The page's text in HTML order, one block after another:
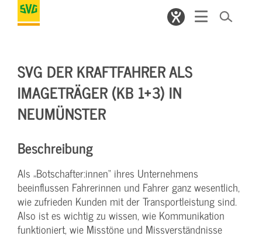
SVG DER KRAFTFAHRER ALS
IMAGETRÄGER (KB 1+3) IN
NEUMÜNSTER
Beschreibung
Als „Botschafter:innen“ ihres Unternehmens
beeinflussen Fahrerinnen und Fahrer ganz wesentlich,
wie zufrieden Kunden mit der Transportleistung sind.
Also ist es wichtig zu wissen, wie Kommunikation
funktioniert, wie Misstöne und Missverständnisse